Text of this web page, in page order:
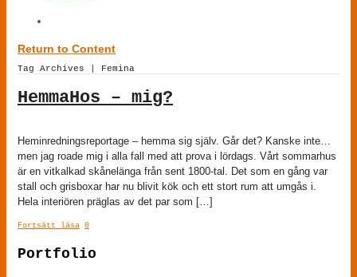
Return to Content
Tag Archives | Femina
HemmaHos – mig?
Heminredningsreportage – hemma sig själv. Går det? Kanske inte…
men jag roade mig i alla fall med att prova i lördags. Vårt sommarhus
är en vitkalkad skånelänga från sent 1800-tal. Det som en gång var
stall och grisboxar har nu blivit kök och ett stort rum att umgås i.
Hela interiören präglas av det par som […]
Fortsätt läsa 0
Portfolio